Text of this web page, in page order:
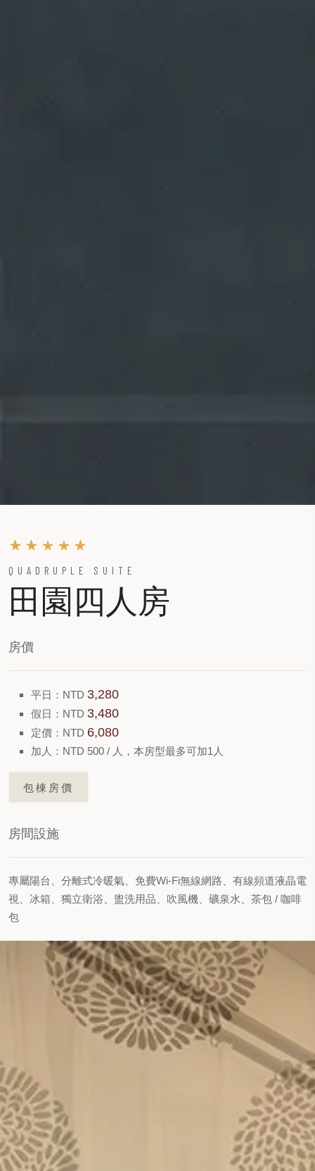
QUADRUPLE SUITE
田園四人房
房價
平日：NTD 3,280
假日：NTD 3,480
定價：NTD 6,080
加人：NTD 500 / 人，本房型最多可加1人
包棟房價
房間設施
專屬陽台、分離式冷暖氣、免費Wi-Fi無線網路、有線頻道液晶電
視、冰箱、獨立衛浴、盥洗用品、吹風機、礦泉水、茶包 / 咖啡
包